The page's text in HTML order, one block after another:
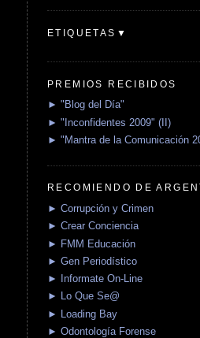
ETIQUETAS▼
PREMIOS RECIBIDOS
► "Blog del Día"
► "Inconfidentes 2009" (II)
► "Mantra de la Comunicación
RECOMIENDO DE
► Corrupción y Crimen
► Crear Conciencia
► FMM Educación
► Gen Periodístico
► Informate On-Line
► Lo Que Se@
► Loading Bay
► Odontología Forense